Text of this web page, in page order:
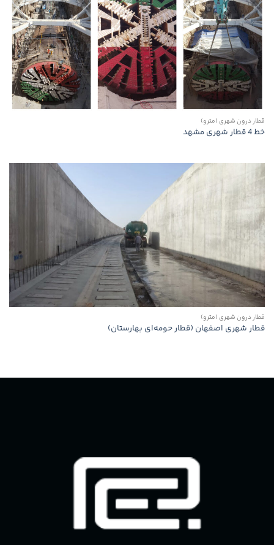
قطار درون شهری (مترو)
خط 4 قطار شهری مشهد
قطار درون شهری (مترو)
قطار شهری اصفهان (قطار حومه‌ای بهارستان)